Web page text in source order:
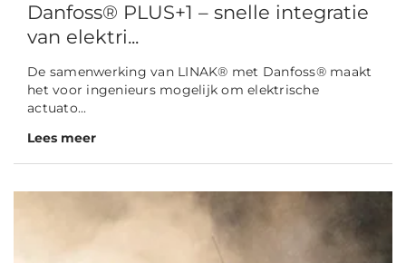
Danfoss® PLUS+1 – snelle integratie
van elektri...
De samenwerking van LINAK® met Danfoss® maakt
het voor ingenieurs mogelijk om elektrische
actuato...
Lees meer